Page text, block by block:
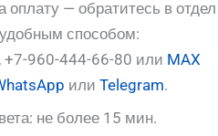
оплату — обратитесь в отдел
способом:
+7-960-444-66-80 или MAX
или Telegram.
не более 15 мин.